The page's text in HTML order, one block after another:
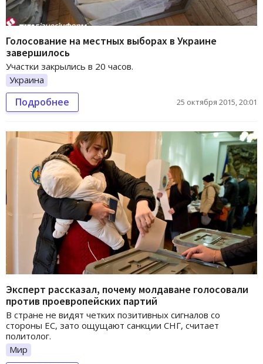
Голосование на местных выборах в Украине
завершилось
Участки закрылись в 20 часов.
Украина
Подробнее 25 октября 2015, 20:01
Эксперт рассказал, почему молдаване голосовали
против проевропейских партий
В стране не видят четких позитивных сигналов со
стороны ЕС, зато ощущают санкции СНГ, считает
политолог.
Мир